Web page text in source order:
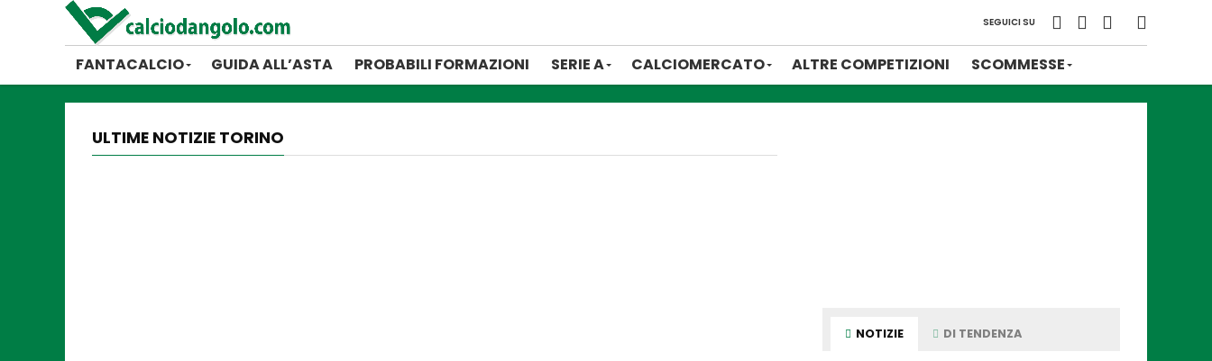
SEGUICI SU
FANTACALCIO GUIDA ALL’ASTA PROBABILI FORMAZIONI SERIE A CALCIOMERCATO ALTRE COMPETIZIONI SCOMMESSE
ULTIME NOTIZIE TORINO
NOTIZIE DI TENDENZA